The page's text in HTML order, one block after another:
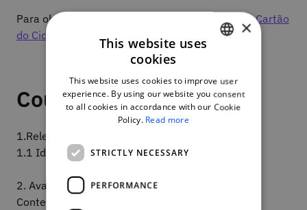
Para obter o certificado necessita de associar oCartão
do Cidadão à sua conta NAU
Course plan
1.Relevância das Fontes de Informação
1.1 Identificação de Fontes Relevantes
2. Avaliação da Credibilidade das Informações e
Conteúdos
ENGLISH
×
This website uses
cookies
This website uses cookies to improve user
experience. By using our website you consent
to all cookies in accordance with our Cookie
Policy. Read more
STRICTLY NECESSARY
PERFORMANCE